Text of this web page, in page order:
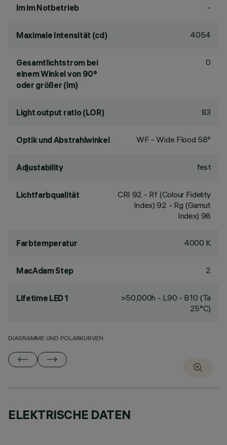
lm im Notbetrieb -
Maximale Intensität (cd) 4054
Gesamtlichtstrom bei
einem Winkel von 90°
oder größer (lm)
0
Light output ratio (LOR) 83
Optik und Abstrahlwinkel WF - Wide Flood 58°
Adjustability fest
Lichtfarbqualität CRI 92 - Rf (Colour Fidelity
Index) 92 - Rg (Gamut
Index) 98
Farbtemperatur 4000 K
MacAdam Step 2
Lifetime LED 1
>50,000h - L90 - B10 (Ta
25°C)
DIAGRAMME UND POLARKURVEN
ELEKTRISCHE DATEN